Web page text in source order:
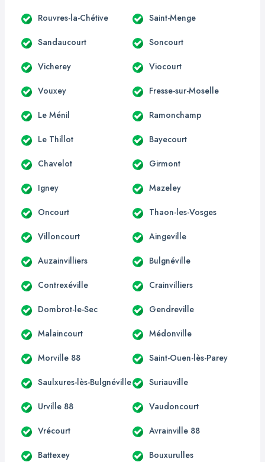
Rouvres-la-Chétive Saint-Menge
Sandaucourt Soncourt
Vicherey Viocourt
Vouxey Fresse-sur-Moselle
Le Ménil Ramonchamp
Le Thillot Bayecourt
Chavelot Girmont
Igney Mazeley
Oncourt Thaon-les-Vosges
Villoncourt Aingeville
Auzainvilliers Bulgnéville
Contrexéville Crainvilliers
Dombrot-le-Sec Gendreville
Malaincourt Médonville
Morville 88 Saint-Ouen-lès-Parey
Saulxures-lès-Bulgnéville Suriauville
Urville 88 Vaudoncourt
Vrécourt Avrainville 88
Battexey Bouxurulles